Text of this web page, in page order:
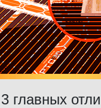
главных